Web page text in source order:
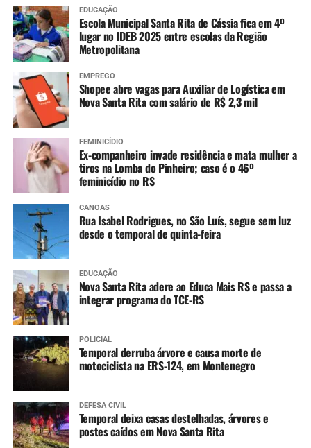
EDUCAÇÃO
Escola Municipal Santa Rita de Cássia fica em 4º
lugar no IDEB 2025 entre escolas da Região
Metropolitana
EMPREGO
Shopee abre vagas para Auxiliar de Logística em
Nova Santa Rita com salário de R$ 2,3 mil
FEMINICÍDIO
Ex-companheiro invade residência e mata mulher a
tiros na Lomba do Pinheiro; caso é o 46º
feminicídio no RS
CANOAS
Rua Isabel Rodrigues, no São Luís, segue sem luz
desde o temporal de quinta-feira
EDUCAÇÃO
Nova Santa Rita adere ao Educa Mais RS e passa a
integrar programa do TCE-RS
POLICIAL
Temporal derruba árvore e causa morte de
motociclista na ERS-124, em Montenegro
DEFESA CIVIL
Temporal deixa casas destelhadas, árvores e
postes caídos em Nova Santa Rita